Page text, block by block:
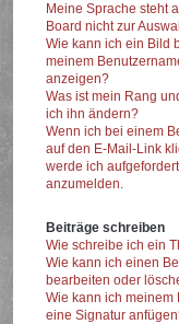
Meine Sprache steht
Board nicht zur
Wie kann ich ein Bild
meinem
anzeigen?
Was ist mein Rang
ich ihn ändern?
Wenn ich bei einem
auf den E-Mail-Link
werde ich
anzumelden.
Beiträge schreiben
Wie schreibe ich ein
Wie kann ich einen
bearbeiten oder
Wie kann ich meinem
eine Signatur